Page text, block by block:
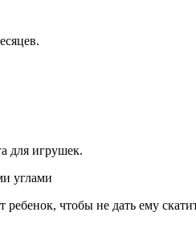
для игрушек.
углами
ребенок, чтобы не дать ему